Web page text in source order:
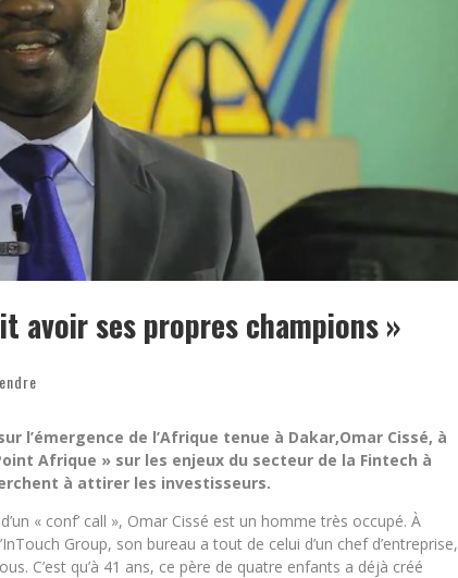
avoir ses propres champions »
l’émergence de l’Afrique tenue à Dakar,Omar Cissé, à
Afrique » sur les enjeux du secteur de la Fintech à
à attirer les investisseurs.
« conf’ call », Omar Cissé est un homme très occupé. À
Group, son bureau a tout de celui d’un chef d’entreprise,
C’est qu’à 41 ans, ce père de quatre enfants a déjà créé